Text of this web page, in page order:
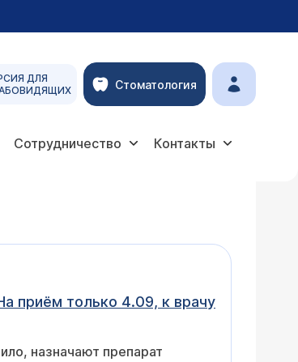
ДЛЯ
Стоматология
Сотрудничество Контакты
приём только 4.09, к врачу
назначают препарат